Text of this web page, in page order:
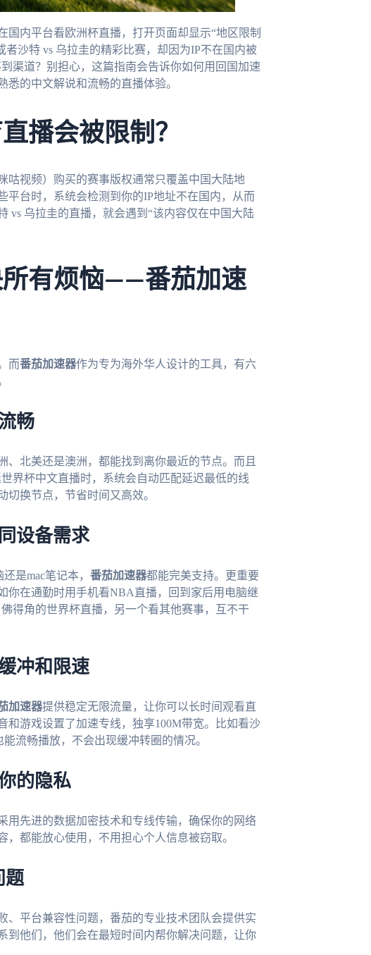
内平台看欧洲杯直播，打开页面却显示“地区限制
沙特 vs 乌拉圭的精彩比赛，却因为IP不在国内被
渠道？别担心，这篇指南会告诉你如何用回国加速
的中文解说和流畅的直播体验。
播会被限制？
咕视频）购买的赛事版权通常只覆盖中国大陆地
平台时，系统会检测到你的IP地址不在国内，从而
vs 乌拉圭的直播，就会遇到“该内容仅在中国大陆
有烦恼——番茄加速
而番茄加速器作为专为海外华人设计的工具，有六
畅
、北美还是澳洲，都能找到离你最近的节点。而且
界杯中文直播时，系统会自动匹配延迟最低的线
换节点，节省时间又高效。
设备需求
是mac笔记本， 番茄加速器都能完美支持。更重要
在通勤时用手机看NBA直播，回到家后用电脑继
得角的世界杯直播，另一个看其他赛事，互不干
冲和限速
加速器提供稳定无限流量，让你可以长时间观看直
游戏设置了加速专线，独享100M带宽。比如看沙
流畅播放，不会出现缓冲转圈的情况。
的隐私
用先进的数据加密技术和专线传输，确保你的网络
都能放心使用，不用担心个人信息被窃取。
题
、平台兼容性问题，番茄的专业技术团队会提供实
到他们，他们会在最短时间内帮你解决问题，让你